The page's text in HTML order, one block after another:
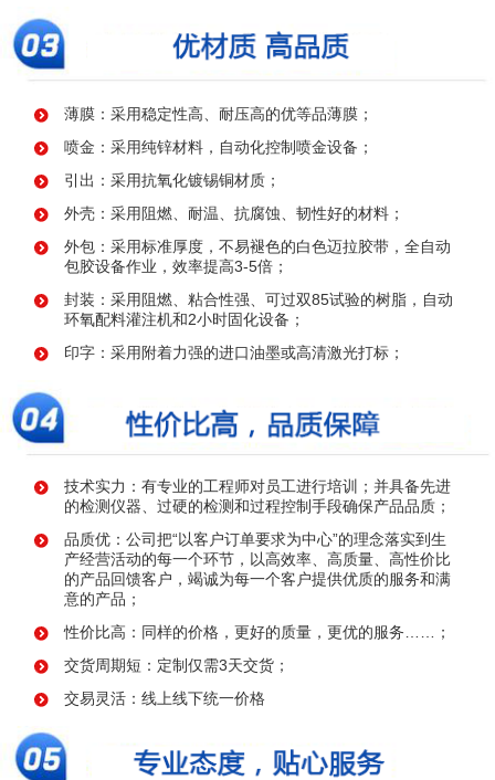
薄膜：采用稳定性高、耐压高的优等品薄膜；
喷金：采用纯锌材料，自动化控制喷金设备；
引出：采用抗氧化镀锡铜材质；
外壳：采用阻燃、耐温、抗腐蚀、韧性好的材料；
外包：采用标准厚度，不易褪色的白色迈拉胶带，全自动
包胶设备作业，效率提高3-5倍；
封装：采用阻燃、粘合性强、可过双85试验的树脂，自动
环氧配料灌注机和2小时固化设备；
印字：采用附着力强的进口油墨或高清激光打标；
技术实力：有专业的工程师对员工进行培训；并具备先进
的检测仪器、过硬的检测和过程控制手段确保产品品质；
品质优：公司把“以客户订单要求为中心”的理念落实到生
产经营活动的每一个环节，以高效率、高质量、高性价比
的产品回馈客户，竭诚为每一个客户提供优质的服务和满
意的产品；
性价比高：同样的价格，更好的质量，更优的服务……；
交货周期短：定制仅需3天交货；
交易灵活：线上线下统一价格